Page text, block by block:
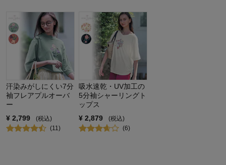
着心地
5.0
デザイン
購入商品： 夏の植物, Ｌ
お気に入りポイント： デザイン、色、サイズ、生地、品質、機
能、価格
体型：
ぽっちゃり型
おすすめ用途：
お出かけ用、カジュアル
身長（cm）： 156～160
サイズ： ちょうど良い
汗染みがしにくい7分
袖フレアプルオーバ
ー
¥ 2,799
(税込)
(11)
吸水速乾・UV加工の
5分袖シャーリングト
ップス
¥ 2,879
(税込)
(6)